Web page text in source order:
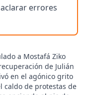
errores
a Mostafá Ziko
de Julián
en el agónico grito
caldo de protestas de